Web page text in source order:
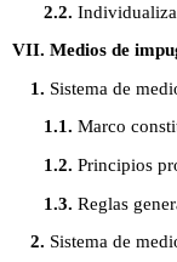
2.2.
VII. Medios de
1. Sistema de
1.1. Marco
1.2. Principios
1.3. Reglas
2. Sistema de